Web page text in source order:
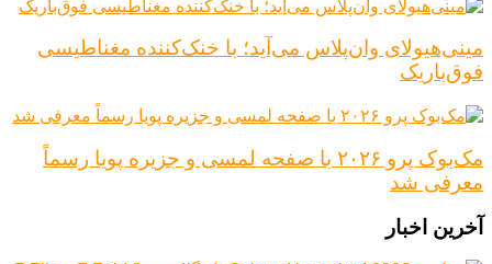
مینی‌هیولای وان‌پلاس می‌آید؛ با خنک‌کننده مغناطیسی
فوق‌باریک
مک‌بوک پرو ۲۰۲۶ با صفحه لمسی و جزیره پویا رسماً
معرفی شد
آخرین اخبار